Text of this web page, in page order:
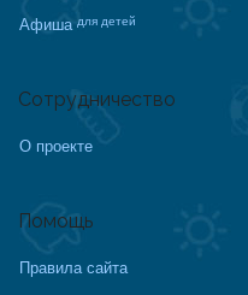
Афиша для детей
Сотрудничество
О проекте
Помощь
Правила сайта